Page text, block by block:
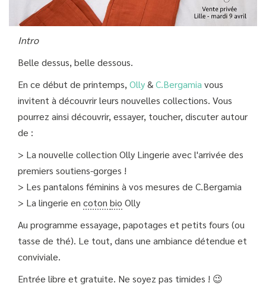
Intro
Belle dessus, belle dessous.
En ce début de printemps, Olly&C.Bergamiavous
invitent à découvrir leurs nouvelles collections. Vous
pourrez ainsi découvrir, essayer, toucher, discuter autour
de :
> La nouvelle collection Olly Lingerie avec l'arrivée des
premiers soutiens-gorges !
> Les pantalons féminins à vos mesures de C.Bergamia
> La lingerie en coton bio Olly
Au programme essayage, papotages et petits fours (ou
tasse de thé). Le tout, dans une ambiance détendue et
conviviale.
Entrée libre et gratuite. Ne soyez pas timides ! 😉